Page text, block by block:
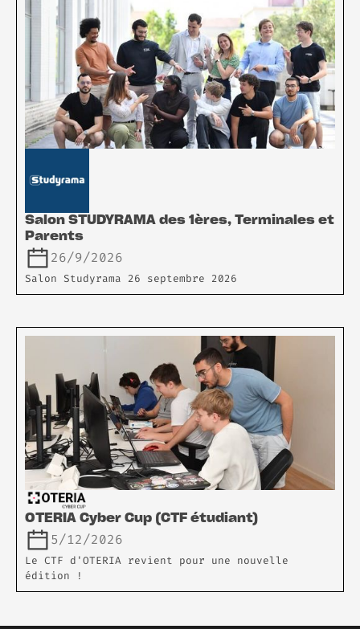
Salon STUDYRAMA des 1ères, Terminales et
Parents
26/9/2026
Salon Studyrama 26 septembre 2026
OTERIA Cyber Cup (CTF étudiant)
5/12/2026
Le CTF d'OTERIA revient pour une nouvelle
édition !